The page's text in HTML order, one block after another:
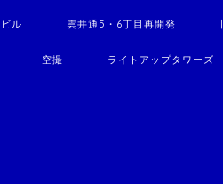
ル 雲井通5・6丁目再開発
空撮 ライトアップタワーズ